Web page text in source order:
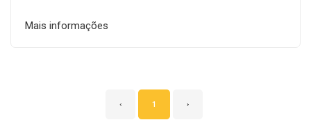
Mais informações
‹ 1 ›